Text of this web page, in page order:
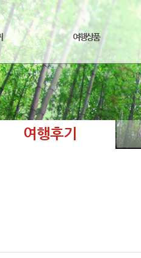
여행상품
여행후기